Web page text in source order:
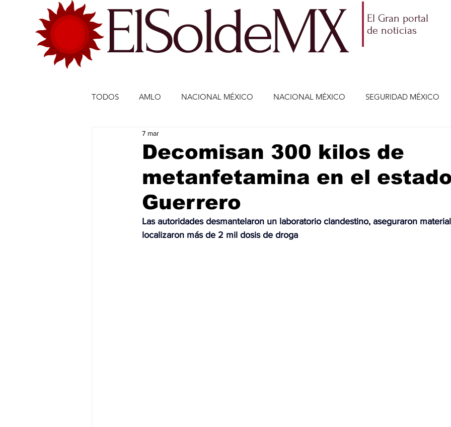
ElSoldeMX
El Gran portal
de noticias
TODOS AMLO NACIONAL MÉXICO NACIONAL MÉXICO SEGURIDAD MÉXICO
ECONOMÍA MÉXICO
DEPORTES DEPORTES CIENCIA Y TECNOLOGÍA ENTRETENIMIENTO VIDA
ESTADOS-POLÍTICA ENTRETENIMIENTO JALISCO-ENRIQUE ALFARO JALISCO-
Decomisan 300 kilos de
metanfetamina en el
Guerrero
7 mar
Las autoridades desmantelaron un laboratorio clandestino, aseguraron
localizaron más de 2 mil dosis de droga